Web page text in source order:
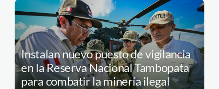
Instalan nuevo puesto de vigilancia
en la Reserva Nacional Tambopata
para combatir la minería ilegal